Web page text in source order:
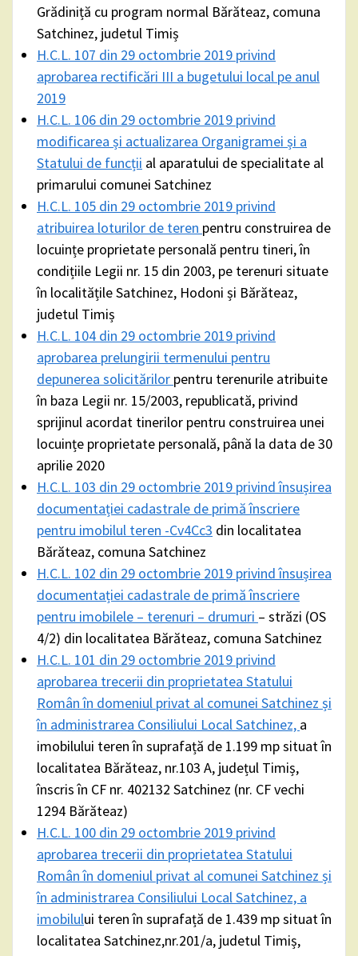
Grădiniță cu program normal Bărăteaz, comuna
Satchinez, judetul Timiș
H.C.L. 107 din 29 octombrie 2019 privind
aprobarea rectificări III a bugetului local pe anul
2019
H.C.L. 106 din 29 octombrie 2019 privind
modificarea și actualizarea Organigramei și a
Statului de funcții al aparatului de specialitate al
primarului comunei Satchinez
H.C.L. 105 din 29 octombrie 2019 privind
atribuirea loturilor de teren pentru construirea de
locuințe proprietate personală pentru tineri, în
condițiile Legii nr. 15 din 2003, pe terenuri situate
în localitățile Satchinez, Hodoni și Bărăteaz,
judetul Timiș
H.C.L. 104 din 29 octombrie 2019 privind
aprobarea prelungirii termenului pentru
depunerea solicitărilor pentru terenurile atribuite
în baza Legii nr. 15/2003, republicată, privind
sprijinul acordat tinerilor pentru construirea unei
locuințe proprietate personală, până la data de 30
aprilie 2020
H.C.L. 103 din 29 octombrie 2019 privind însușirea
documentației cadastrale de primă înscriere
pentru imobilul teren -Cv4Cc3 din localitatea
Bărăteaz, comuna Satchinez
H.C.L. 102 din 29 octombrie 2019 privind însușirea
documentației cadastrale de primă înscriere
pentru imobilele – terenuri – drumuri – străzi (OS
4/2) din localitatea Bărăteaz, comuna Satchinez
H.C.L. 101 din 29 octombrie 2019 privind
aprobarea trecerii din proprietatea Statului
Român în domeniul privat al comunei Satchinez și
în administrarea Consiliului Local Satchinez, a
imobilului teren în suprafață de 1.199 mp situat în
localitatea Bărăteaz, nr.103 A, județul Timiș,
înscris în CF nr. 402132 Satchinez (nr. CF vechi
1294 Bărăteaz)
H.C.L. 100 din 29 octombrie 2019 privind
aprobarea trecerii din proprietatea Statului
Român în domeniul privat al comunei Satchinez și
în administrarea Consiliului Local Satchinez, a
imobilului teren în suprafață de 1.439 mp situat în
localitatea Satchinez,nr.201/a, judetul Timiș,